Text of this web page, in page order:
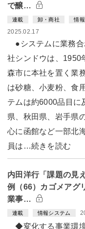
で醸…
連載 卸・商社 情
2025.02.17
●システムに業務
社シンドウは、1950
森市に本社を置く業
は砂糖、小麦粉、食
テムは約6000品目に
県、秋田県、岩手県
心に函館など一部北
員は…続きを読む
内田洋行「課題の見
例（66）カゴメア
業事…
連載 情報システム
◆変化する事業環